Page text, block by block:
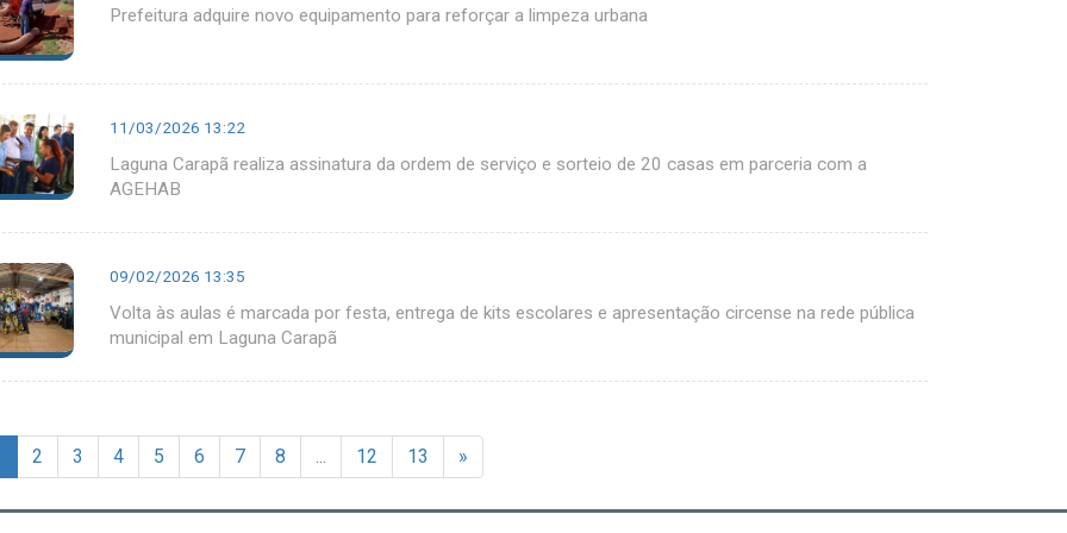
Prefeitura adquire novo equipamento para reforçar a limpeza urbana
11/03/2026 13:22
Laguna Carapã realiza assinatura da ordem de serviço e sorteio de 20 casas em parceria com a
AGEHAB
09/02/2026 13:35
Volta às aulas é marcada por festa, entrega de kits escolares e apresentação circense na rede pública
municipal em Laguna Carapã
2 3 4 5 6 7 8 ... 12 13 »